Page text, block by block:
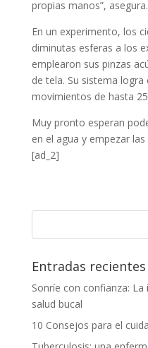
propias manos”, asegura.
En un experimento, los
diminutas esferas a los
emplearon sus pinzas
de tela. Su sistema
movimientos de hasta
Muy pronto esperan
en el agua y empezar
[ad_2]
Entradas recientes
Sonríe con confianza:
salud bucal
10 Consejos para el